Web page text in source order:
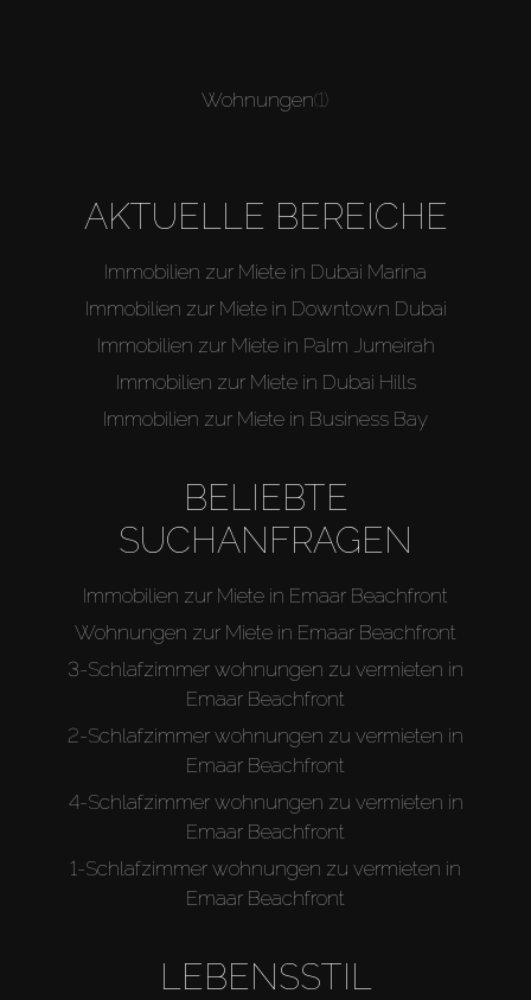
Wohnungen(1)
AKTUELLE BEREICHE
Immobilien zur Miete in Dubai Marina
Immobilien zur Miete in Downtown Dubai
Immobilien zur Miete in Palm Jumeirah
Immobilien zur Miete in Dubai Hills
Immobilien zur Miete in Business Bay
BELIEBTE
SUCHANFRAGEN
Immobilien zur Miete in Emaar Beachfront
Wohnungen zur Miete in Emaar Beachfront
3-Schlafzimmer wohnungen zu vermieten in
Emaar Beachfront
2-Schlafzimmer wohnungen zu vermieten in
Emaar Beachfront
4-Schlafzimmer wohnungen zu vermieten in
Emaar Beachfront
1-Schlafzimmer wohnungen zu vermieten in
Emaar Beachfront
LEBENSSTIL